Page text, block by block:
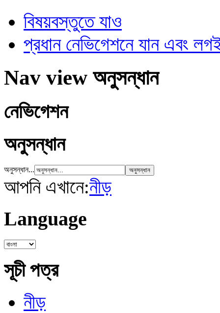
বিষয়বস্তুতে যাও
প্রধান নেভিগেশনে যান এবং
Nav view অনুসন্ধান
নেভিগেশন
অনুসন্ধান
অনুসন্ধান...
আপনি এখানে:নীড়
Language
সূচী পত্র
নীড়